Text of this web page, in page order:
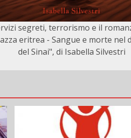
segreti, terrorismo e il
eritrea - Sangue e morte nel
del Sinai", di Isabella Silvestri